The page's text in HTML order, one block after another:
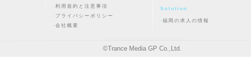
利用規約と注意事項
プライバシーポリシー
会社概要
Solution
福岡の求人の情報
©Trance Media GP Co.,Ltd.